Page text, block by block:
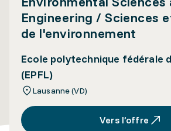
Engineering / Sciences
de l'environnement
Ecole polytechnique fédérale
(EPFL)
Lausanne (VD)
Vers l’offre